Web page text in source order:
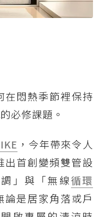
在悶熱季節裡保持
必修課題。
，今年帶來令人
出首創變頻雙管設
」與「無線循環
論是居家角落或戶